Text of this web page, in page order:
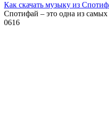
Как скачать музыку из
Спотифай – это одна из
0616